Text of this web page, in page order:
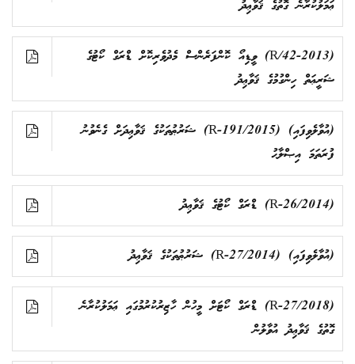
ޢަމަލުކުރާނެ ގޮތުގެ ޤަވާޢިދު
(42-2013/R) ވީޑިއޯ ކޮންފަރެންސް މެދުވެރިކޮށް ޑްރަގް ކޯޓުގެ
ޝަރީޢަތް ހިންގުމުގެ ޤަވާޢިދު
(އުވާލެވިފައި) (2015/R-191) ޝަރުޠުތަކުގެ ޤަވާޢިދަށް ގެނެވުނު
ފުރަތަމަ އިޞްލާޙު
(2014/R-26) ޑްރަގް ކޯޓުގެ ޤަވާޢިދު
(އުވާލެވިފައި) (2014/R-27) ޝަރުޠުތަކުގެ ޤަވާޢިދު
(2018/R-27) ޑްރަގް ކޯޓަށް މީހުން ހާޒިރުކުރުމުގައި ޢަމަލުކުރާނެ
ގޮތުގެ ޤަވާޢިދު އުވާލުން